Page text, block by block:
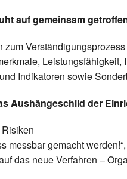
auf gemeinsam
zum
Indikatoren sowie
Aushängeschild der
messbar gemacht
das neue Verfahren –